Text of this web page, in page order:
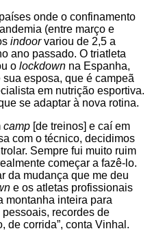
onde o confinamento
(entre março e
indoorvariou de 2,5 a
ano passado. O triatleta
o lockdown na Espanha,
esposa, que é campeã
em nutrição esportiva.
se adaptar à nova rotina.
camp [de treinos] e caí em
com o técnico, decidimos
Sempre fui muito ruim
começar a fazê-lo.
da mudança que me deu
e os atletas profissionais
montanha inteira para
recordes de
de corrida”, conta Vinhal.